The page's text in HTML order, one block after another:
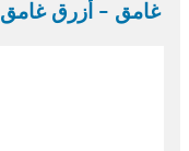
غامق - أزرق غامق